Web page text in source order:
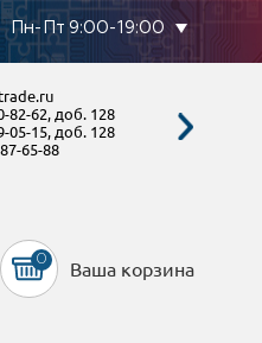
Пн-Пт 9:00-19:00
82-62, доб. 128
05-15, доб. 128
65-88
0 Ваша корзина